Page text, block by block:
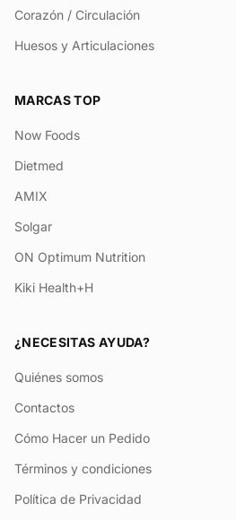
Corazón / Circulación
Huesos y Articulaciones
MARCAS TOP
Now Foods
Dietmed
AMIX
Solgar
ON Optimum Nutrition
Kiki Health+H
¿NECESITAS AYUDA?
Quiénes somos
Contactos
Cómo Hacer un Pedido
Términos y condiciones
Política de Privacidad